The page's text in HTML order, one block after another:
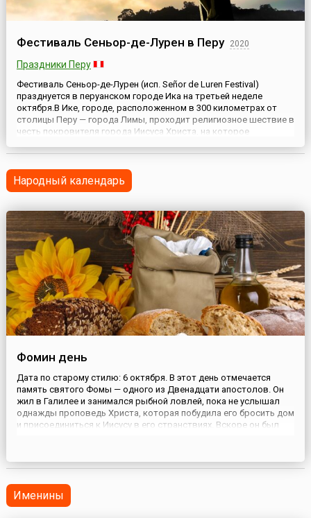
Фестиваль Сеньор-де-Лурен в Перу 2020
Праздники Перу
Фестиваль Сеньор-де-Лурен (исп. Señor de Luren Festival)
празднуется в перуанском городе Ика на третьей неделе
октября.В Ике, городе, расположенном в 300 километрах от
столицы Перу — города Лимы, проходит религиозное шествие в
честь покровителя города Иисуса Христа, на которое
и организовываются красочные ярмарки, игры и другие
развлека...
Народный календарь
Фомин день
Дата по старому стилю: 6 октября. В этот день отмечается
память святого Фомы — одного из Двенадцати апостолов. Он
жил в Галилее и занимался рыбной ловлей, пока не услышал
однажды проповедь Христа, которая побудила его бросить дом
и присоединиться к Иисусу в его странствиях. Вскоре он был
...
Именины